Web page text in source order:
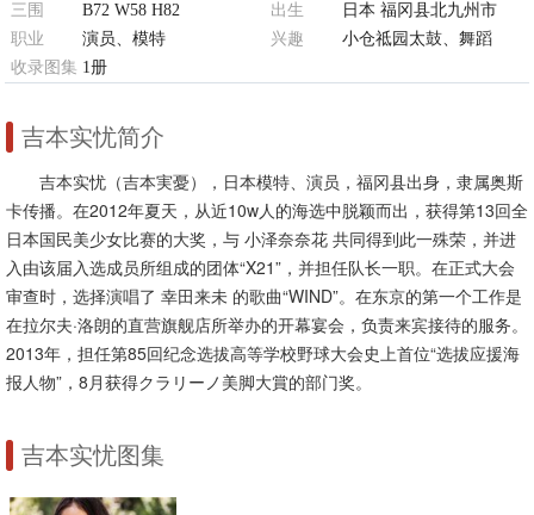
三围
B72 W58 H82 出生
日本 福冈县北九州市
职业
演员、模特 兴趣
小仓祗园太鼓、舞蹈
收录图集 1册
吉本实忧简介
吉本实忧（吉本実憂），日本模特、演员，福冈县出身，隶属奥斯
卡传播。在2012年夏天，从近10w人的海选中脱颖而出，获得第13回全
日本国民美少女比赛的大奖，与 小泽奈奈花 共同得到此一殊荣，并进
入由该届入选成员所组成的团体“X21”，并担任队长一职。在正式大会
审查时，选择演唱了 幸田来未 的歌曲“WIND”。在东京的第一个工作是
在拉尔夫·洛朗的直营旗舰店所举办的开幕宴会，负责来宾接待的服务。
2013年，担任第85回纪念选拔高等学校野球大会史上首位“选拔应援海
报人物”，8月获得クラリーノ美脚大賞的部门奖。
吉本实忧图集